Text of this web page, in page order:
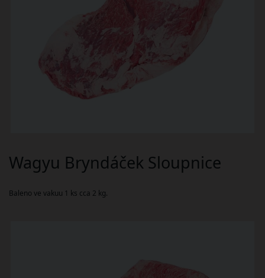
Baleno ve vakuu 1 ks cca 2 kg.
Wagyu Bryndáček Sloupnice